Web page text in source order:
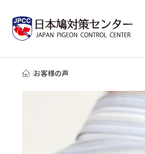
お客様の声